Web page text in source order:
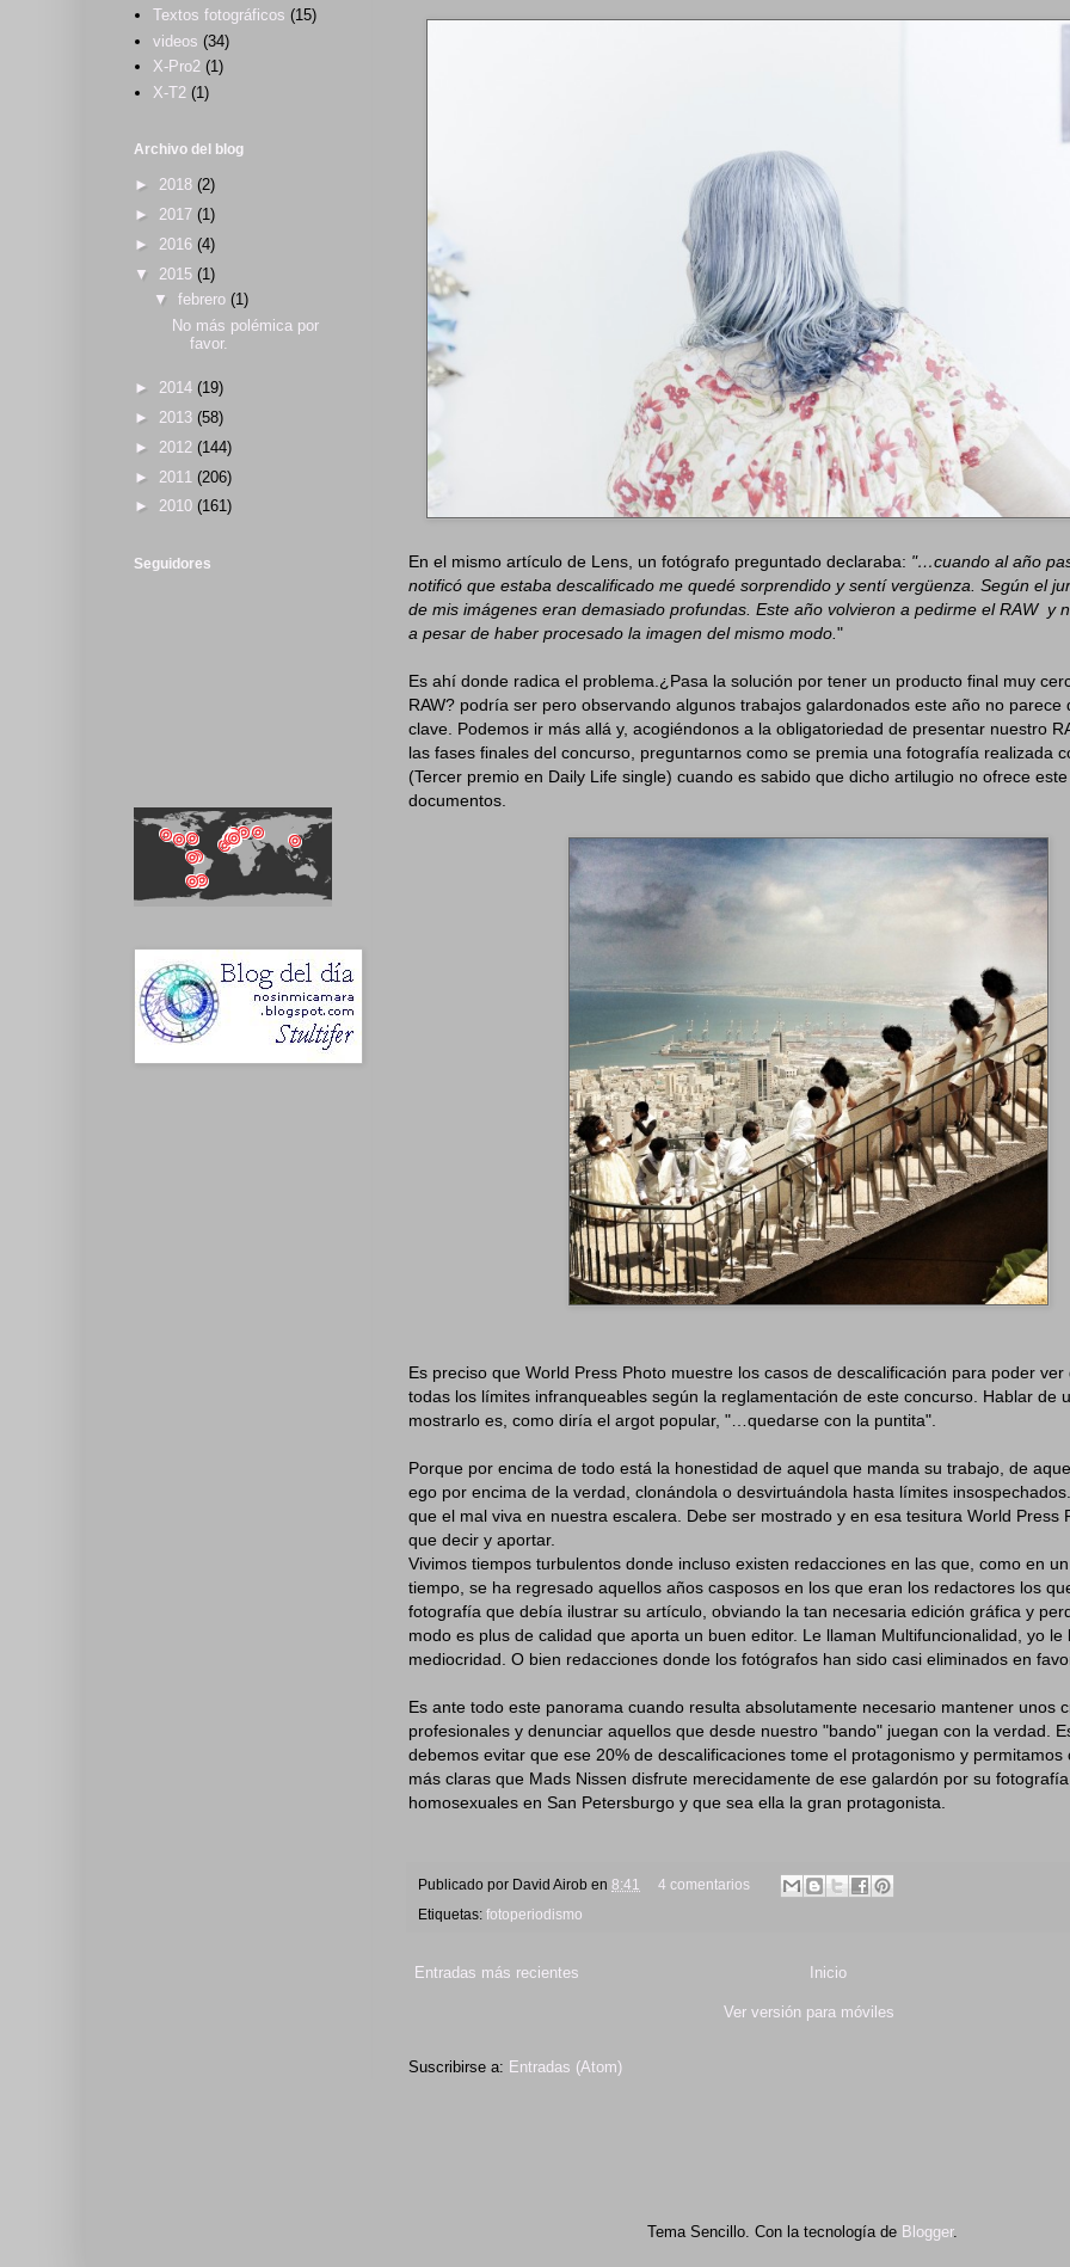
En el mismo artículo de Lens, un fotógrafo preguntado declaraba: "…cuando al año
notificó que estaba descalificado me quedé sorprendido y sentí vergüenza. Según el
de mis imágenes eran demasiado profundas. Este año volvieron a pedirme el RAW y
a pesar de haber procesado la imagen del mismo modo. "
Es ahí donde radica el problema.¿Pasa la solución por tener un producto final muy
RAW? podría ser pero observando algunos trabajos galardonados este año no parece
clave. Podemos ir más allá y, acogiéndonos a la obligatoriedad de presentar nuestro
las fases finales del concurso, preguntarnos como se premia una fotografía realizada
(Tercer premio en Daily Life single) cuando es sabido que dicho artilugio no ofrece
documentos.
Es preciso que World Press Photo muestre los casos de descalificación para poder
todas los límites infranqueables según la reglamentación de este concurso. Hablar de
mostrarlo es, como diría el argot popular, "…quedarse con la puntita".
Porque por encima de todo está la honestidad de aquel que manda su trabajo, de
ego por encima de la verdad, clonándola o desvirtuándola hasta límites
que el mal viva en nuestra escalera. Debe ser mostrado y en esa tesitura World Press
que decir y aportar.
Vivimos tiempos turbulentos donde incluso existen redacciones en las que, como en
tiempo, se ha regresado aquellos años casposos en los que eran los redactores los
fotografía que debía ilustrar su artículo, obviando la tan necesaria edición gráfica y
modo es plus de calidad que aporta un buen editor. Le llaman Multifuncionalidad, yo le
mediocridad. O bien redacciones donde los fotógrafos han sido casi eliminados en
Es ante todo este panorama cuando resulta absolutamente necesario mantener unos
profesionales y denunciar aquellos que desde nuestro "bando" juegan con la verdad.
debemos evitar que ese 20% de descalificaciones tome el protagonismo y permitamos
más claras que Mads Nissen disfrute merecidamente de ese galardón por su
homosexuales en San Petersburgo y que sea ella la gran protagonista.
Publicado por David Airob en 8:41
4 comentarios
Etiquetas: fotoperiodismo
Entradas más recientes Inicio
Ver versión para móviles
Suscribirse a: Entradas (Atom)
Textos fotográficos (15)
videos (34)
X-Pro2 (1)
X-T2 (1)
Archivo del blog
► 2018 (2)
► 2017 (1)
► 2016 (4)
▼ 2015 (1)
▼ febrero (1)
No más polémica por
favor.
► 2014 (19)
► 2013 (58)
► 2012 (144)
► 2011 (206)
► 2010 (161)
Seguidores
Tema Sencillo. Con la tecnología de Blogger.